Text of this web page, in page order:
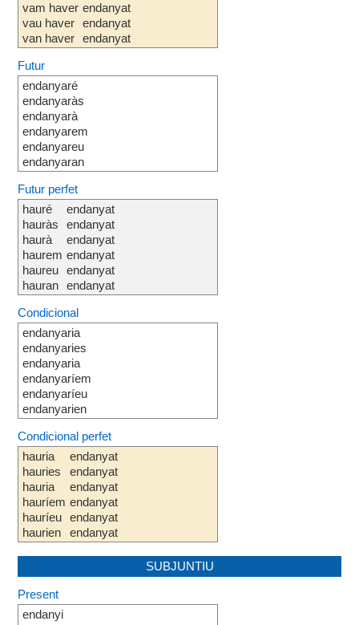
vam haver
vau haver
van haver
endanyat
endanyat
endanyat
Futur
endanyaré
endanyaràs
endanyarà
endanyarem
endanyareu
endanyaran
Futur perfet
hauré
hauràs
haurà
haurem
haureu
hauran
endanyat
endanyat
endanyat
endanyat
endanyat
endanyat
Condicional
endanyaria
endanyaries
endanyaria
endanyaríem
endanyaríeu
endanyarien
Condicional perfet
hauria
hauries
hauria
hauríem
hauríeu
haurien
endanyat
endanyat
endanyat
endanyat
endanyat
endanyat
SUBJUNTIU
Present
endanyi